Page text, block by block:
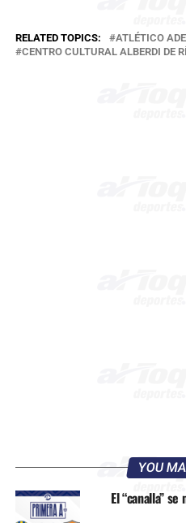
RELATED TOPICS:
ATLÉTICO
CENTRO CULTURAL ALBERDI DE
YOU
El “canalla”